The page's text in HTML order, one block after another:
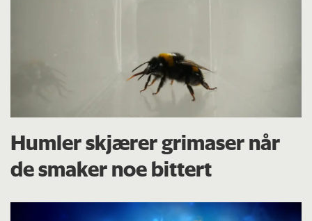
Humler skjærer grimaser når
de smaker noe bittert